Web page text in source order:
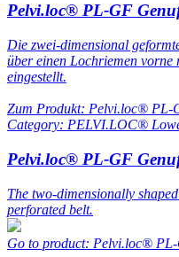
Pelvi.loc® PL-GF
Die zwei-dimensional
über einen Lochriemen vorne
eingestellt.
Zum Produkt: Pelvi.loc® PL-
Category: PELVI.LOC®
Pelvi.loc® PL-GF
The two-dimensionally
perforated belt.
Go to product: Pelvi.loc®